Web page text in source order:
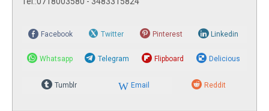
Facebook Twitter Pinterest Linkedin
Whatsapp Telegram Flipboard Delicious
Tumblr Email Reddit